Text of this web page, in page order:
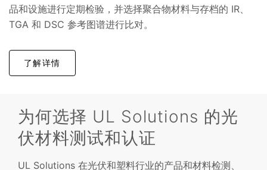
品和设施进行定期检验，并选择聚合物材料与存档的 IR、
TGA 和 DSC 参考图谱进行比对。
了解详情
为何选择 UL Solutions 的光
伏材料测试和认证
UL Solutions 在光伏和塑料行业的产品和材料检测、